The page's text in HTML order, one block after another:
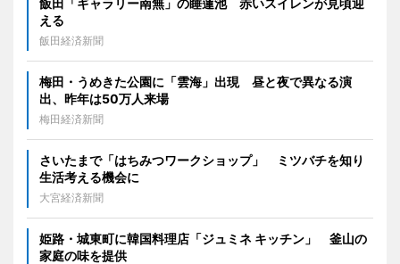
飯田「ギャラリー南無」の睡蓮池 赤いスイレンが見頃迎
える
飯田経済新聞
梅田・うめきた公園に「雲海」出現 昼と夜で異なる演
出、昨年は50万人来場
梅田経済新聞
さいたまで「はちみつワークショップ」 ミツバチを知り
生活考える機会に
大宮経済新聞
姫路・城東町に韓国料理店「ジュミネ キッチン」 釜山の
家庭の味を提供